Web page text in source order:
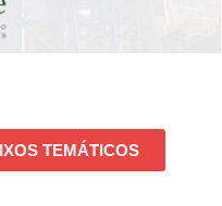
TEMÁTICOS